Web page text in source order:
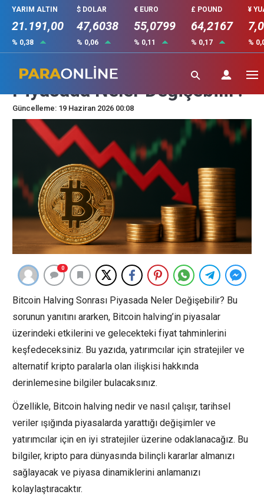
YARIM ALTIN
21.191,00
% 0,38
$ DOLAR
47,6038
% 0,06
€ EURO
55,0799
% 0,11
£ POUND
64,2167
% 0,17
¥
%
Bitcoin Halving Sonrası
Piyasada Neler Değişebilir?
Güncelleme: 19 Haziran 2026 00:08
0
Bitcoin Halving Sonrası Piyasada Neler Değişebilir? Bu
sorunun yanıtını ararken, Bitcoin halving’in piyasalar
üzerindeki etkilerini ve gelecekteki fiyat tahminlerini
keşfedeceksiniz. Bu yazıda, yatırımcılar için stratejiler ve
alternatif kripto paralarla olan ilişkisi hakkında
derinlemesine bilgiler bulacaksınız.
Özellikle, Bitcoin halving nedir ve nasıl çalışır, tarihsel
veriler ışığında piyasalarda yarattığı değişimler ve
yatırımcılar için en iyi stratejiler üzerine odaklanacağız. Bu
bilgiler, kripto para dünyasında bilinçli kararlar almanızı
sağlayacak ve piyasa dinamiklerini anlamanızı
kolaylaştıracaktır.